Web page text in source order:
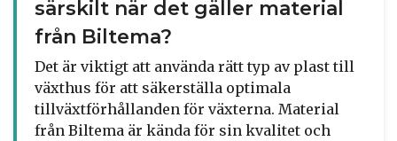
särskilt när det gäller material
från Biltema?
Det är viktigt att använda rätt typ av plast till
växthus för att säkerställa optimala
tillväxtförhållanden för växterna. Material
från Biltema är kända för sin kvalitet och